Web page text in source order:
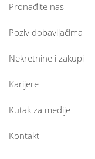
Pronađite nas
Poziv dobavljačima
Nekretnine i zakupi
Karijere
Kutak za medije
Kontakt